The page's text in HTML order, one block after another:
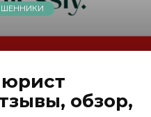
юрист
обзор,